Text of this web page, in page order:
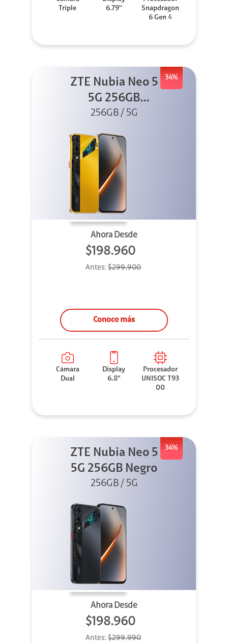
Triple
6.79''
Snapdragon
6 Gen 4
34%
ZTE Nubia Neo 5
5G 256GB
Dorado
256GB / 5G
Ahora Desde
$198.960
Antes: $299.900
Conoce más
Cámara
Dual
Display
6.8"
Procesador
UNISOC T93
00
34%
ZTE Nubia Neo 5
5G 256GB Negro
256GB / 5G
Ahora Desde
$198.960
Antes: $299.990